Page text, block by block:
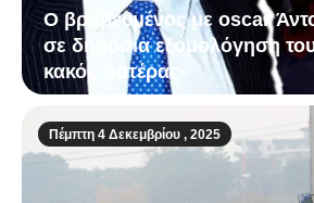
Ο βραβευμένος με oscar
σε δημόσια εξομολόγηση
κακός πατέρας»
Πέμπτη 4 Δεκεμβρίου , 2025